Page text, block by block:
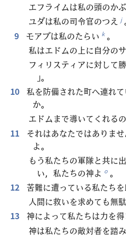
エフライムは私の頭のか
ユダは私の司令官のつえ j
9
モアブは私のたらい k 。
私はエドムの上に自分の
フィリスティアに対して
」。
10
私を防備された町へ連れ
か。
エドムまで導いてくれる
11
それはあなたではありま
よ。
もう私たちの軍隊と共に
い，私たちの神よ o 。
12
苦難に遭っている私たち
人間に救いを求めても無
13
神によって私たちは力を
神は私たちの敵対者を踏